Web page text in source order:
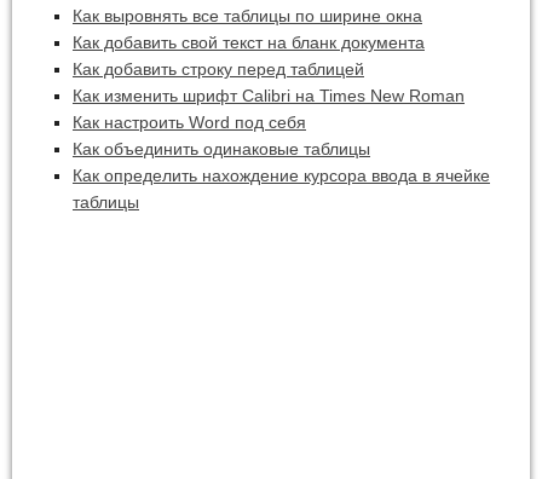
Как выровнять все таблицы по ширине окна
Как добавить свой текст на бланк документа
Как добавить строку перед таблицей
Как изменить шрифт Calibri на Times New Roman
Как настроить Word под себя
Как объединить одинаковые таблицы
Как определить нахождение курсора ввода в ячейке
таблицы